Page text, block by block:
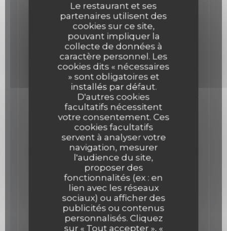
Le restaurant et ses
partenaires utilisent des
cookies sur ce site,
pouvant impliquer la
collecte de données à
caractère personnel. Les
cookies dits « nécessaires
» sont obligatoires et
installés par défaut.
D'autres cookies
facultatifs nécessitent
votre consentement. Ces
cookies facultatifs
servent à analyser votre
navigation, mesurer
l'audience du site,
proposer des
fonctionnalités (ex : en
lien avec les réseaux
sociaux) ou afficher des
publicités ou contenus
personnalisés. Cliquez
sur « Tout accepter », «
Le Veau et la Langoustine
En tartare, Mayonnaise au Wasabi, Câpres et
Citron
Liste des allergènes
25,00 EUR
Le Thon Rouge
En Ceviche, Mousseline d’avocats, citron et Noix
de Cajou
Liste des allergènes
23,00 EUR
Nos Plats
Le Maigre
Cuit à basse témpérature, déclinaison de
courgettes, noisettes
Liste des allergènes
36,00 EUR